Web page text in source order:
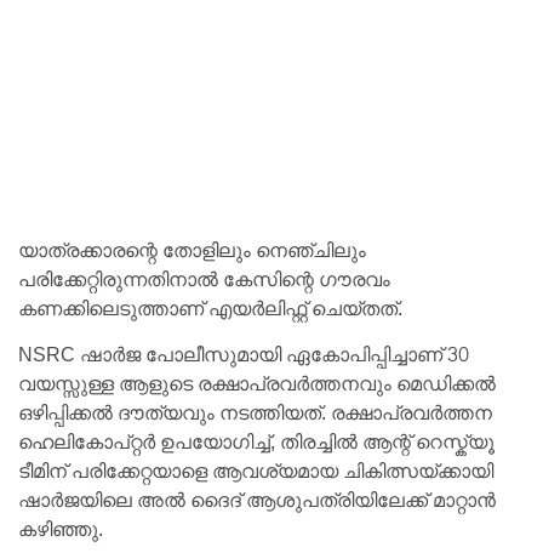
യാത്രക്കാരന്റെ തോളിലും നെഞ്ചിലും
പരിക്കേറ്റിരുന്നതിനാൽ കേസിന്റെ ഗൗരവം
കണക്കിലെടുത്താണ് എയർലിഫ്റ്റ് ചെയ്തത്.
NSRC ഷാർജ പോലീസുമായി ഏകോപിപ്പിച്ചാണ് 30
വയസ്സുള്ള ആളുടെ രക്ഷാപ്രവർത്തനവും മെഡിക്കൽ
ഒഴിപ്പിക്കൽ ദൗത്യവും നടത്തിയത്. രക്ഷാപ്രവർത്തന
ഹെലികോപ്റ്റർ ഉപയോഗിച്ച്, തിരച്ചിൽ ആന്റ് റെസ്ക്യൂ
ടീമിന് പരിക്കേറ്റയാളെ ആവശ്യമായ ചികിത്സയ്ക്കായി
ഷാർജയിലെ അൽ ദൈദ് ആശുപത്രിയിലേക്ക് മാറ്റാൻ
കഴിഞ്ഞു.